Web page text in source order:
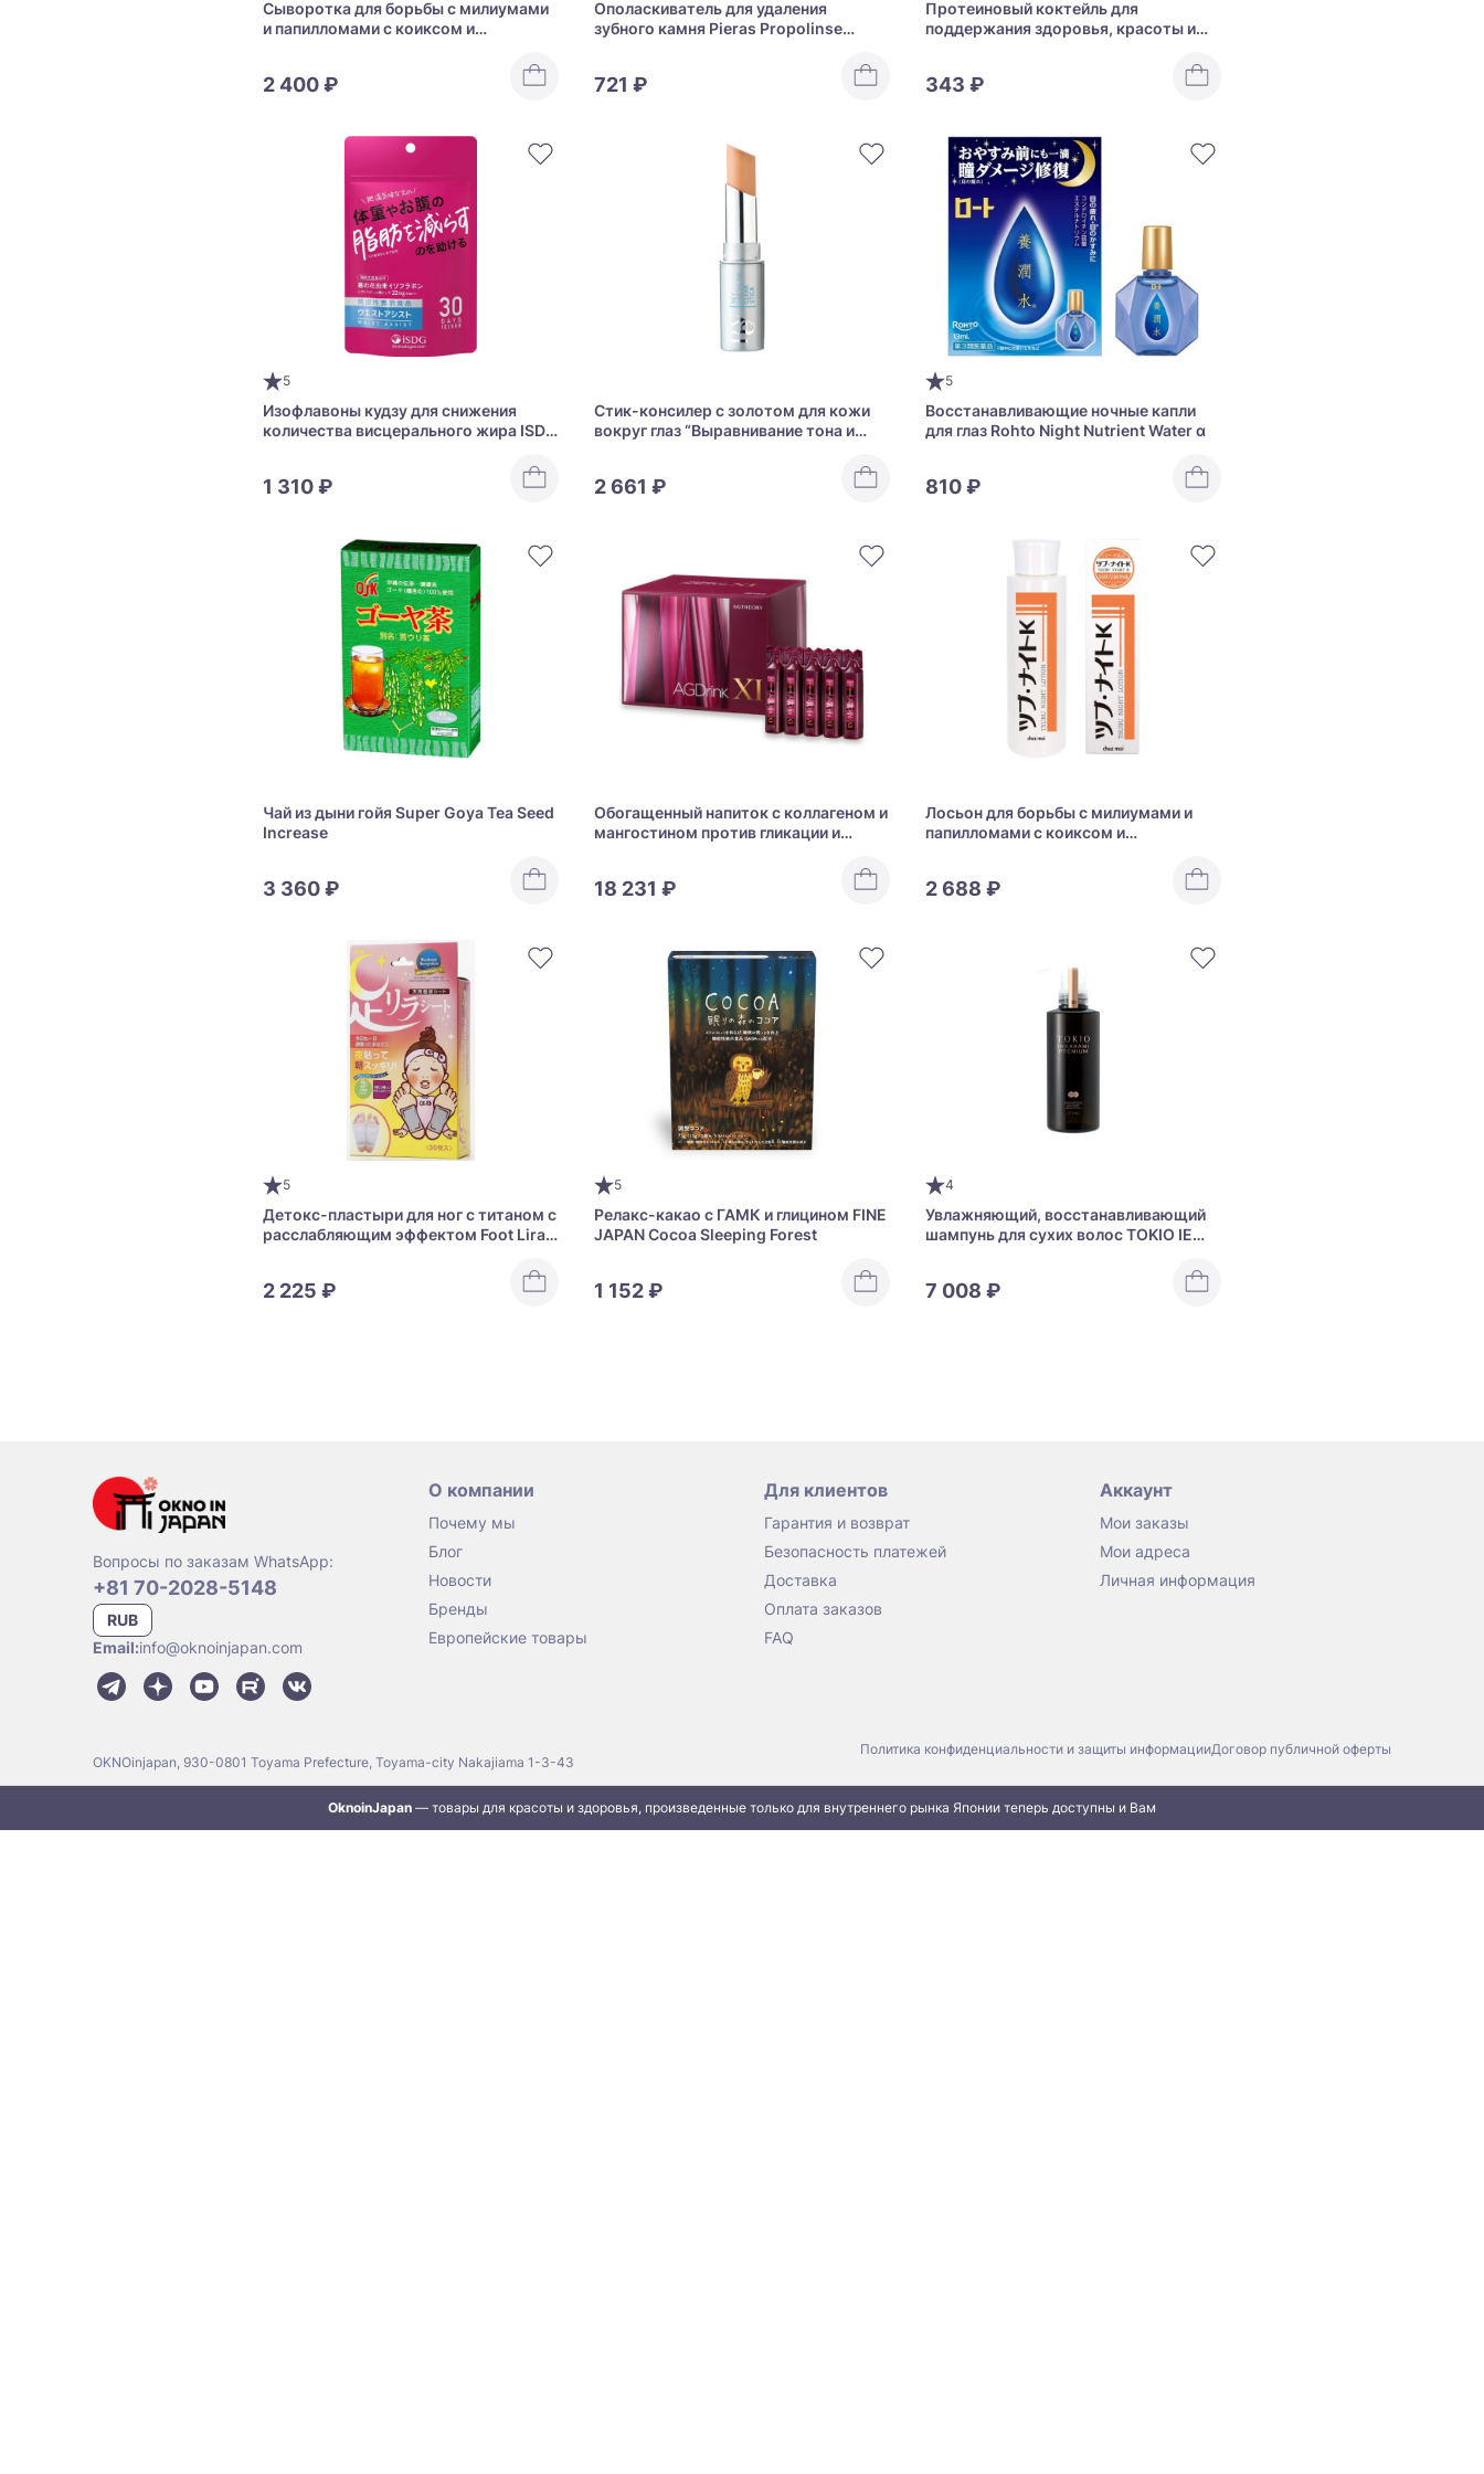
Сыворотка для борьбы с милиумами
и папилломами с коиксом и
2 400 ₽
Ополаскиватель для удаления
зубного камня Pieras Propolinse
721 ₽
Протеиновый коктейль для
поддержания здоровья, красоты и
343 ₽
5
Изофлавоны кудзу для снижения
количества висцерального жира ISDG
1 310 ₽
Стик-консилер с золотом для кожи
вокруг глаз “Выравнивание тона и
2 661 ₽
5
Восстанавливающие ночные капли
для глаз Rohto Night Nutrient Water α
810 ₽
Чай из дыни гойя Super Goya Tea Seed
Increase
3 360 ₽
Обогащенный напиток с коллагеном и
мангостином против гликации и
18 231 ₽
Лосьон для борьбы с милиумами и
папилломами с коиксом и
2 688 ₽
5
Детокс-пластыри для ног с титаном с
расслабляющим эффектом Foot Lira
2 225 ₽
5
Релакс-какао с ГАМК и глицином FINE
JAPAN Cocoa Sleeping Forest
1 152 ₽
4
Увлажняющий, восстанавливающий
шампунь для сухих волос TOKIO IE
7 008 ₽
Вопросы по заказам WhatsApp:
+81 70-2028-5148
RUB
Email:info@oknoinjapan.com
О компании
Почему мы
Блог
Новости
Бренды
Европейские товары
Для клиентов
Гарантия и возврат
Безопасность платежей
Доставка
Оплата заказов
FAQ
Аккаунт
Мои заказы
Мои адреса
Личная информация
OKNOinjapan, 930-0801 Toyama Prefecture, Toyama-city Nakajiama 1-3-43
Политика конфиденциальности и защиты информацииДоговор публичной оферты
OknoinJapan — товары для красоты и здоровья, произведенные только для внутреннего рынка Японии теперь доступны и Вам